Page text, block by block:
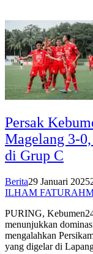
Persak
Magelang 3-
di Grup C
Berita29 Januari 2025
ILHAM
PURING,
menunjukkan
mengalahkan
yang digelar di